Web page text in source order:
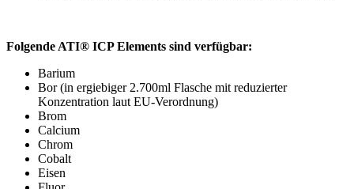
Folgende ATI® ICP Elements sind verfügbar:
Barium
Bor (in ergiebiger 2.700ml Flasche mit reduzierter
Konzentration laut EU-Verordnung)
Brom
Calcium
Chrom
Cobalt
Eisen